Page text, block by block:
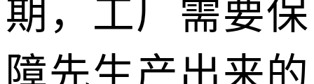
期，工厂需要保